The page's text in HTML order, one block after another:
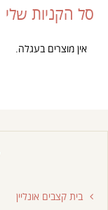
סל הקניות שלי
אין מוצרים בעגלה.
בית קצבים אונליין